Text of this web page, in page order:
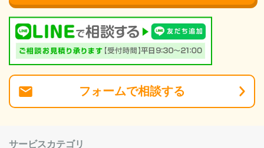
フォームで相談する
サービスカテゴリ